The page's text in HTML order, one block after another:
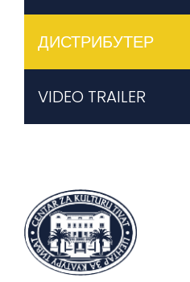
ДИСТРИБУТЕР
VIDEO TRAILER